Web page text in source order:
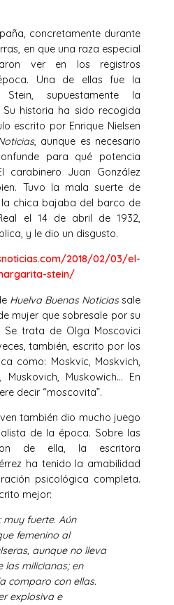
concretamente durante
en que una raza especial
ver en los registros
Una de ellas fue la
supuestamente la
historia ha sido recogida
escrito por Enrique Nielsen
, aunque es necesario
para qué potencia
carabinero Juan González
Tuvo la mala suerte de
chica bajaba del barco de
el 14 de abril de 1932,
y le dio un disgusto.
2018/02/03/el-
stein/
Huelva Buenas Noticiassale
mujer que sobresale por su
Se trata de Olga Moscovici
también, escrito por los
como: Moskvic, Moskvich,
Muskovich, Muskowich… En
decir “moscovita”.
también dio mucho juego
de la época. Sobre las
de ella, la escritora
ha tenido la amabilidad
psicológica completa.
mejor:
muy fuerte. Aún
femenino al
aunque no lleva
las milicianas; en
comparo con ellas.
explosiva e